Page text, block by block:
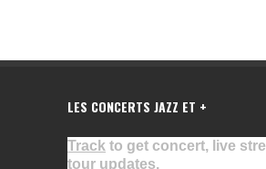
LES CONCERTS JAZZ ET +
Track to get concert, live
tour updates.